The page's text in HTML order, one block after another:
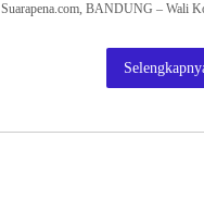
Suarapena.com, BANDUNG – Wali